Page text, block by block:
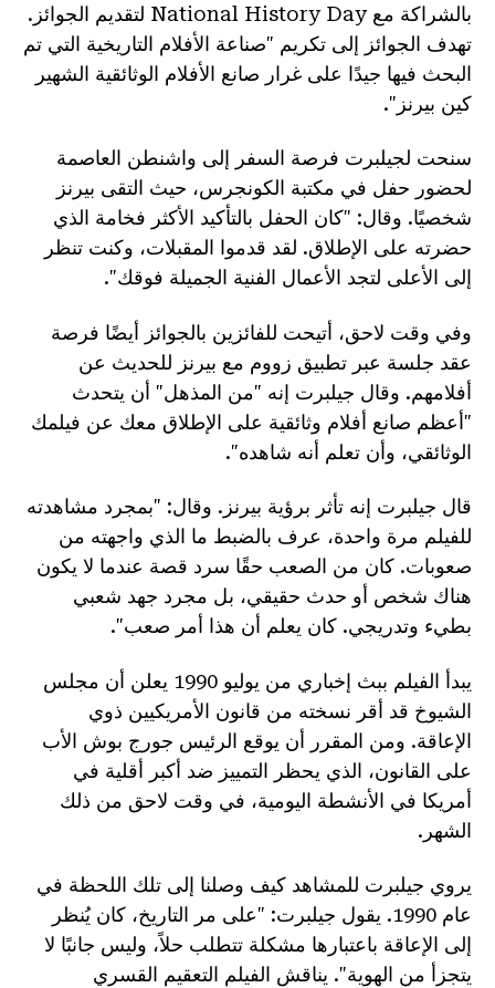
بالشراكة مع National History Day لتقديم الجوائز.
تهدف الجوائز إلى تكريم "صناعة الأفلام التاريخية التي تم
البحث فيها جيدًا على غرار صانع الأفلام الوثائقية الشهير
كين بيرنز".
سنحت لجيلبرت فرصة السفر إلى واشنطن العاصمة
لحضور حفل في مكتبة الكونجرس، حيث التقى بيرنز
شخصيًا. وقال: "كان الحفل بالتأكيد الأكثر فخامة الذي
حضرته على الإطلاق. لقد قدموا المقبلات، وكنت تنظر
إلى الأعلى لتجد الأعمال الفنية الجميلة فوقك".
وفي وقت لاحق، أتيحت للفائزين بالجوائز أيضًا فرصة
عقد جلسة عبر تطبيق زووم مع بيرنز للحديث عن
أفلامهم. وقال جيلبرت إنه "من المذهل" أن يتحدث
"أعظم صانع أفلام وثائقية على الإطلاق معك عن فيلمك
الوثائقي، وأن تعلم أنه شاهده".
قال جيلبرت إنه تأثر برؤية بيرنز. وقال: "بمجرد مشاهدته
للفيلم مرة واحدة، عرف بالضبط ما الذي واجهته من
صعوبات. كان من الصعب حقًا سرد قصة عندما لا يكون
هناك شخص أو حدث حقيقي، بل مجرد جهد شعبي
بطيء وتدريجي. كان يعلم أن هذا أمر صعب".
يبدأ الفيلم ببث إخباري من يوليو 1990 يعلن أن مجلس
الشيوخ قد أقر نسخته من قانون الأمريكيين ذوي
الإعاقة. ومن المقرر أن يوقع الرئيس جورج بوش الأب
على القانون، الذي يحظر التمييز ضد أكبر أقلية في
أمريكا في الأنشطة اليومية، في وقت لاحق من ذلك
الشهر.
يروي جيلبرت للمشاهد كيف وصلنا إلى تلك اللحظة في
عام 1990. يقول جيلبرت: "على مر التاريخ، كان يُنظر
إلى الإعاقة باعتبارها مشكلة تتطلب حلاً، وليس جانبًا لا
يتجزأ من الهوية". يناقش الفيلم التعقيم القسري